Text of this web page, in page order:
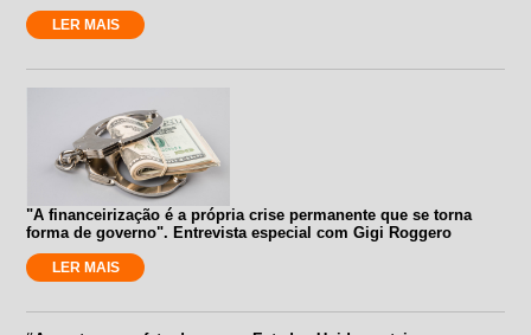
LER MAIS
"A financeirização é a própria crise permanente que se torna
forma de governo". Entrevista especial com Gigi Roggero
LER MAIS